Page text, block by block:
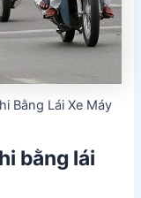
Bằng Lái Xe Máy
bằng lái